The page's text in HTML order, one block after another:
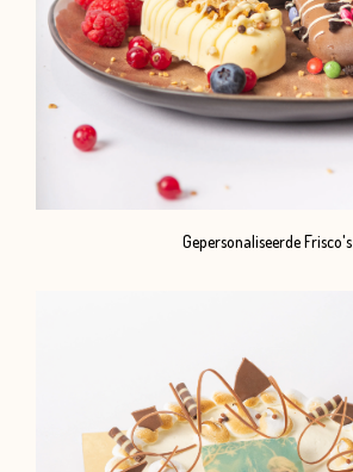
Gepersonaliseerde Frisco's